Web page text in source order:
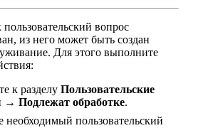
вопрос
из него может быть создан
Для этого выполните
к разделу Пользовательские
→ Подлежат обработке.
необходимый пользовательский